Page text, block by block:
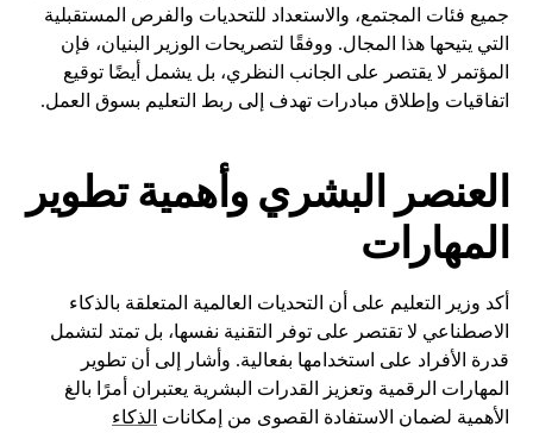
جميع فئات المجتمع، والاستعداد للتحديات والفرص المستقبلية
التي يتيحها هذا المجال. ووفقًا لتصريحات الوزير البنيان، فإن
المؤتمر لا يقتصر على الجانب النظري، بل يشمل أيضًا توقيع
اتفاقيات وإطلاق مبادرات تهدف إلى ربط التعليم بسوق العمل.
العنصر البشري وأهمية تطوير
المهارات
أكد وزير التعليم على أن التحديات العالمية المتعلقة بالذكاء
الاصطناعي لا تقتصر على توفر التقنية نفسها، بل تمتد لتشمل
قدرة الأفراد على استخدامها بفعالية. وأشار إلى أن تطوير
المهارات الرقمية وتعزيز القدرات البشرية يعتبران أمرًا بالغ
الأهمية لضمان الاستفادة القصوى من إمكانات الذكاء